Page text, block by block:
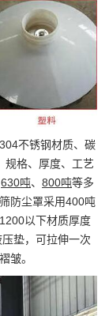
不锈钢材质、碳
规格、厚度、工艺
630吨、 800吨等多
防尘罩采用400吨
以下材质厚度
垫，可拉伸一次
皱。